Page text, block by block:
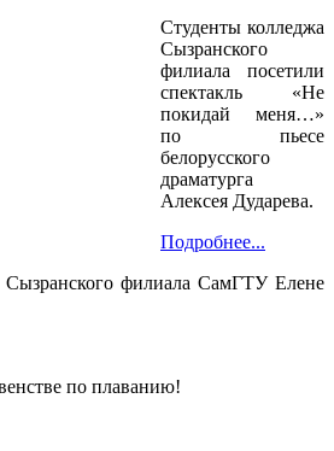
Студенты колледжа
Сызранского
филиала посетили
спектакль «Не
покидай меня…»
по пьесе
белорусского
драматурга
Алексея Дударева.
Подробнее...
Сызранского филиала СамГТУ Елене
по плаванию!